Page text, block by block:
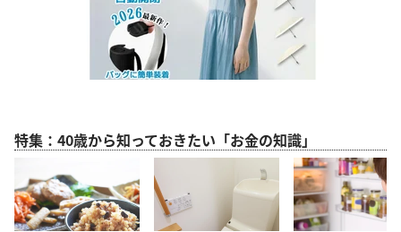
特集：40歳から知っておきたい「お金の知識」